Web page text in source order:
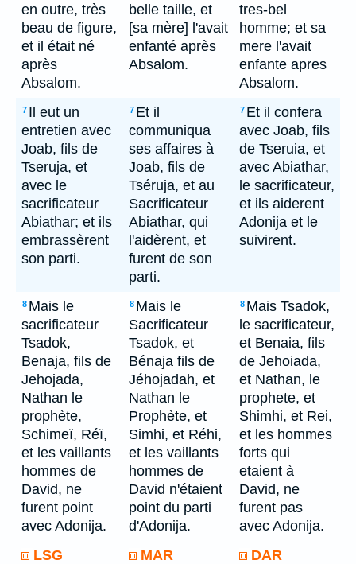
en outre, très
beau de figure,
et il était né
après
Absalom.
belle taille, et
[sa mère] l'avait
enfanté après
Absalom.
tres-bel
homme; et sa
mere l'avait
enfante apres
Absalom.
7 Il eut un
entretien avec
Joab, fils de
Tseruja, et
avec le
sacrificateur
Abiathar; et ils
embrassèrent
son parti.
7 Et il
communiqua
ses affaires à
Joab, fils de
Tséruja, et au
Sacrificateur
Abiathar, qui
l'aidèrent, et
furent de son
parti.
7 Et il confera
avec Joab, fils
de Tseruia, et
avec Abiathar,
le sacrificateur,
et ils aiderent
Adonija et le
suivirent.
8 Mais le
sacrificateur
Tsadok,
Benaja, fils de
Jehojada,
Nathan le
prophète,
Schimeï, Réï,
et les vaillants
hommes de
David, ne
furent point
avec Adonija.
8 Mais le
Sacrificateur
Tsadok, et
Bénaja fils de
Jéhojadah, et
Nathan le
Prophète, et
Simhi, et Réhi,
et les vaillants
hommes de
David n'étaient
point du parti
d'Adonija.
8 Mais Tsadok,
le sacrificateur,
et Benaia, fils
de Jehoiada,
et Nathan, le
prophete, et
Shimhi, et Rei,
et les hommes
forts qui
etaient à
David, ne
furent pas
avec Adonija.
LSG
MAR DAR